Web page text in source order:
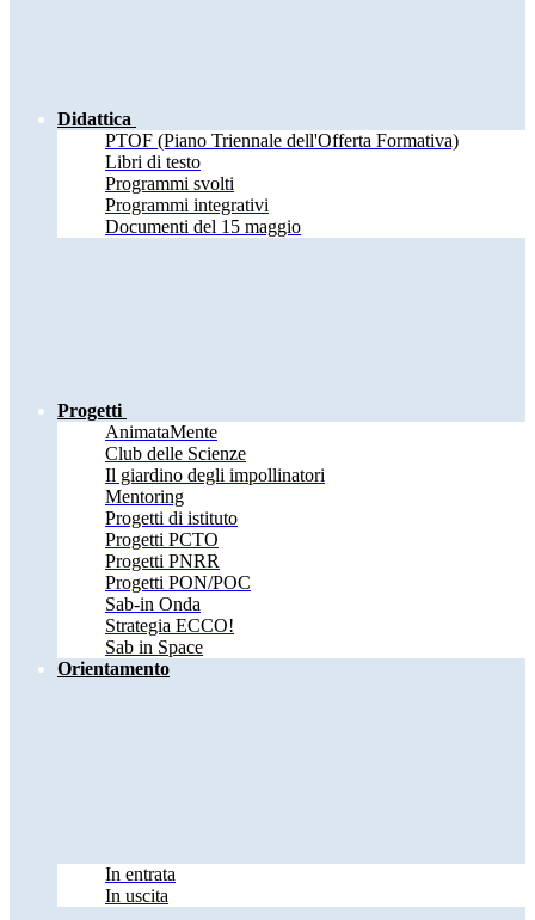
Didattica
PTOF (Piano Triennale dell'Offerta Formativa)
Libri di testo
Programmi svolti
Programmi integrativi
Documenti del 15 maggio
Progetti
AnimataMente
Club delle Scienze
Il giardino degli impollinatori
Mentoring
Progetti di istituto
Progetti PCTO
Progetti PNRR
Progetti PON/POC
Sab-in Onda
Strategia ECCO!
Sab in Space
Orientamento
In entrata
In uscita